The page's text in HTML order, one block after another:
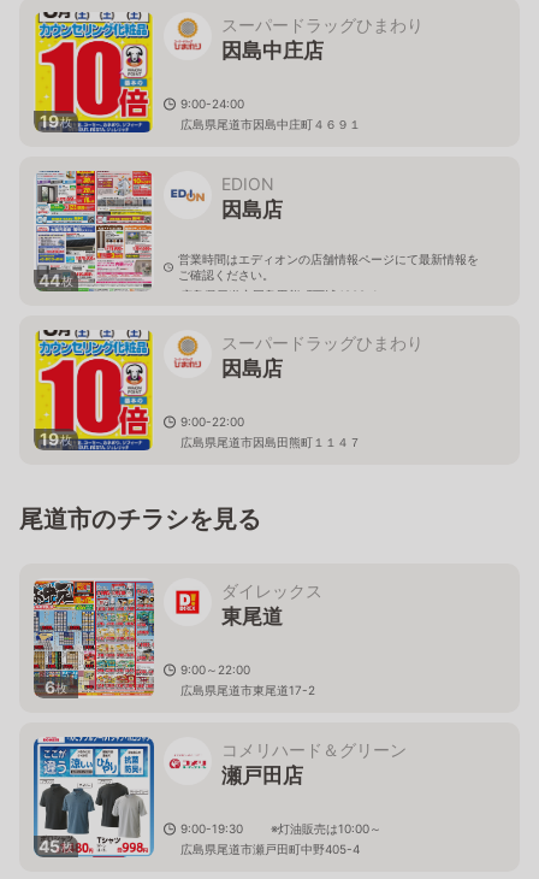
19枚
スーパードラッグひまわり
因島中庄店
9:00-24:00
広島県尾道市因島中庄町４６９１
44枚
EDION
因島店
営業時間はエディオンの店舗情報ページにて最新情報を
ご確認ください。
広島県尾道市因島田熊町西浦4908-1
19枚
スーパードラッグひまわり
因島店
9:00-22:00
広島県尾道市因島田熊町１１４７
尾道市のチラシを見る
6枚
ダイレックス
東尾道
9:00～22:00
広島県尾道市東尾道17-2
45枚
コメリハード＆グリーン
瀬戸田店
9:00-19:30 ※灯油販売は10:00～
広島県尾道市瀬戸田町中野405-4